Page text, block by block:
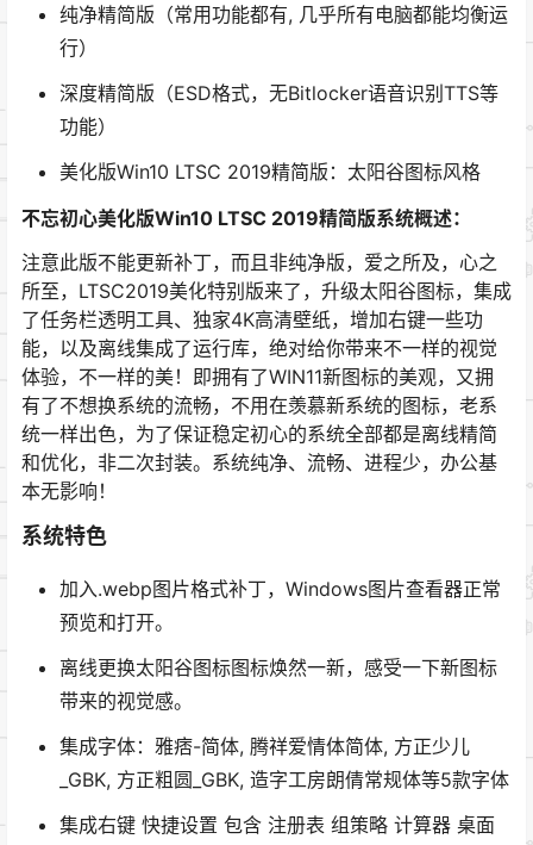
纯净精简版（常用功能都有, 几乎所有电脑都能均衡运
行）
深度精简版（ESD格式，无Bitlocker语音识别TTS等
功能）
美化版Win10 LTSC 2019精简版：太阳谷图标风格
不忘初心美化版Win10 LTSC 2019精简版系统概述：
注意此版不能更新补丁，而且非纯净版，爱之所及，心之
所至，LTSC2019美化特别版来了，升级太阳谷图标，集成
了任务栏透明工具、独家4K高清壁纸，增加右键一些功
能，以及离线集成了运行库，绝对给你带来不一样的视觉
体验，不一样的美！即拥有了WIN11新图标的美观，又拥
有了不想换系统的流畅，不用在羡慕新系统的图标，老系
统一样出色，为了保证稳定初心的系统全部都是离线精简
和优化，非二次封装。系统纯净、流畅、进程少，办公基
本无影响！
系统特色
加入.webp图片格式补丁，Windows图片查看器正常
预览和打开。
离线更换太阳谷图标图标焕然一新，感受一下新图标
带来的视觉感。
集成字体：雅痞-简体, 腾祥爱情体简体, 方正少儿
_GBK, 方正粗圆_GBK, 造字工房朗倩常规体等5款字体
集成右键 快捷设置 包含 注册表 组策略 计算器 桌面